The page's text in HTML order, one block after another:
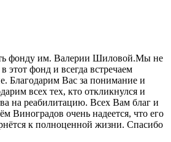
фонду им. Валерии Шиловой.Мы не
этот фонд и всегда встречаем
Благодарим Вас за понимание и
всех тех, кто откликнулся и
на реабилитацию. Всех Вам благ и
Виноградов очень надеется, что его
к полноценной жизни. Спасибо